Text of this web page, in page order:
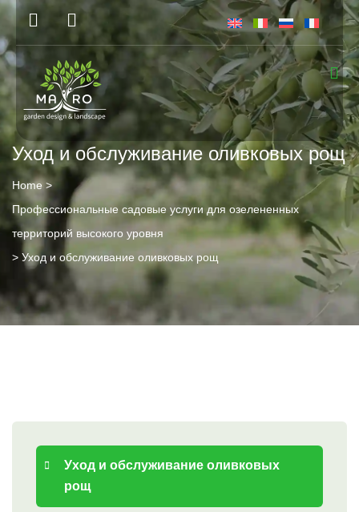
Уход и обслуживание оливковых рощ
Home >
Профессиональные садовые услуги для озелененных
территорий высокого уровня
> Уход и обслуживание оливковых рощ
Уход и обслуживание оливковых
рощ